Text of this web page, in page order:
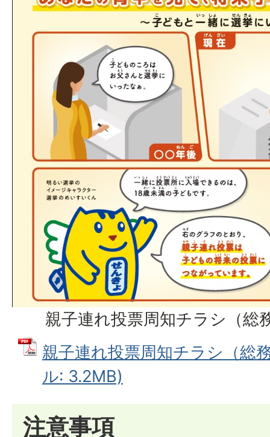
親子連れ投票周知チラシ（総
親子連れ投票周知チラシ（総
ル: 3.2MB)
注意事項